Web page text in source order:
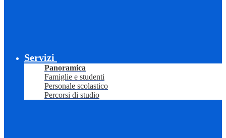
Servizi
Panoramica
Famiglie e studenti
Personale scolastico
Percorsi di studio